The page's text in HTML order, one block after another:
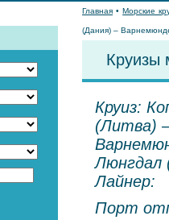
Главная •Морские
(Дания) –
Круизы
Круиз:
(Литва)
Люнгдал
Лайнер:
Порт